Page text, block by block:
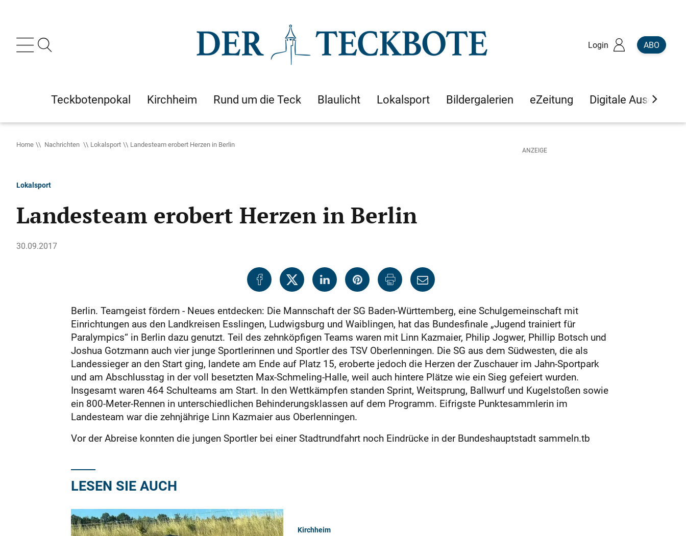
Login ABO
Teckbotenpokal Kirchheim Rund um die Teck Blaulicht Lokalsport Bildergalerien eZeitung Digitale Ausgaben
Home Nachrichten Lokalsport Landesteam erobert Herzen in Berlin
Lokalsport
Landesteam erobert Herzen in Berlin
30.09.2017
Berlin. Teamgeist fördern - Neues entdecken: Die Mannschaft der SG Baden-Württemberg, eine Schulgemeinschaft mit
Einrichtungen aus den Landkreisen Esslingen, Ludwigsburg und Waiblingen, hat das Bundesfinale „Jugend trainiert für
Paralympics“ in Berlin dazu genutzt. Teil des zehnköpfigen Teams waren mit Linn Kazmaier, Philip Jogwer, Phillip Botsch und
Joshua Gotzmann auch vier junge Sportlerinnen und Sportler des TSV Oberlenningen. Die SG aus dem Südwesten, die als
Landessieger an den Start ging, landete am Ende auf Platz 15, eroberte jedoch die Herzen der Zuschauer im Jahn-Sportpark
und am Abschlusstag in der voll besetzten Max-Schmeling-Halle, weil auch hintere Plätze wie ein Sieg gefeiert wurden.
Insgesamt waren 464 Schulteams am Start. In den Wettkämpfen standen Sprint, Weitsprung, Ballwurf und Kugelstoßen sowie
ein 800-Meter-Rennen in unterschiedlichen Behinderungsklassen auf dem Programm. Eifrigste Punktesammlerin im
Landesteam war die zehnjährige Linn Kazmaier aus Oberlenningen.
Vor der Abreise konnten die jungen Sportler bei einer Stadtrundfahrt noch Eindrücke in der Bundeshauptstadt sammeln.tb
LESEN SIE AUCH
Kirchheim